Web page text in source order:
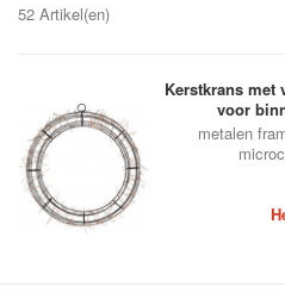
52 Artikel(en)
Kerstkrans met
voor
metalen